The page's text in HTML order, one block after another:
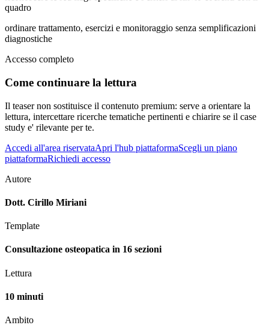
quadro
ordinare trattamento, esercizi e monitoraggio senza semplificazioni
diagnostiche
Accesso completo
Come continuare la lettura
Il teaser non sostituisce il contenuto premium: serve a orientare la
lettura, intercettare ricerche tematiche pertinenti e chiarire se il case
study e' rilevante per te.
Accedi all'area riservataApri l'hub piattaformaScegli un piano
piattaformaRichiedi accesso
Autore
Dott. Cirillo Miriani
Template
Consultazione osteopatica in 16 sezioni
Lettura
10 minuti
Ambito